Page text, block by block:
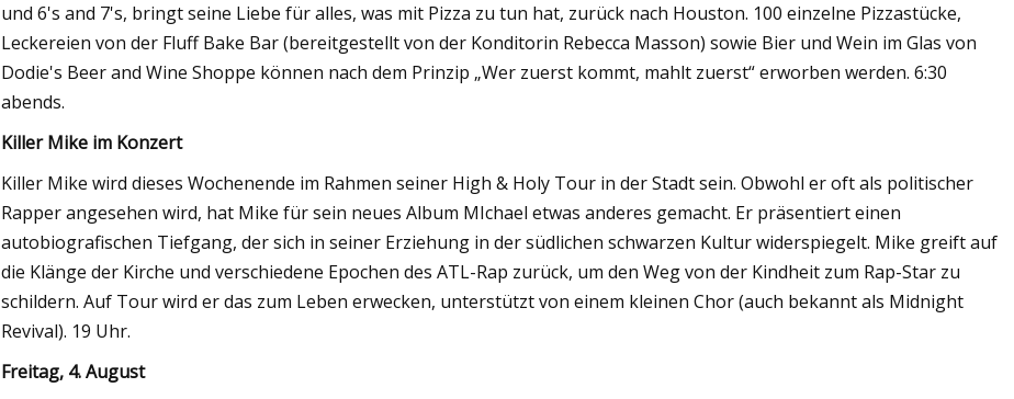
und 6's and 7's, bringt seine Liebe für alles, was mit Pizza zu tun hat, zurück nach Houston. 100 einzelne Pizzastücke,
Leckereien von der Fluff Bake Bar (bereitgestellt von der Konditorin Rebecca Masson) sowie Bier und Wein im Glas von
Dodie's Beer and Wine Shoppe können nach dem Prinzip „Wer zuerst kommt, mahlt zuerst“ erworben werden. 6:30
abends.
Killer Mike im Konzert
Killer Mike wird dieses Wochenende im Rahmen seiner High & Holy Tour in der Stadt sein. Obwohl er oft als politischer
Rapper angesehen wird, hat Mike für sein neues Album MIchael etwas anderes gemacht. Er präsentiert einen
autobiografischen Tiefgang, der sich in seiner Erziehung in der südlichen schwarzen Kultur widerspiegelt. Mike greift auf
die Klänge der Kirche und verschiedene Epochen des ATL-Rap zurück, um den Weg von der Kindheit zum Rap-Star zu
schildern. Auf Tour wird er das zum Leben erwecken, unterstützt von einem kleinen Chor (auch bekannt als Midnight
Revival). 19 Uhr.
Freitag, 4. August